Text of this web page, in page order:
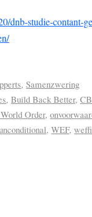
dnb-studie-contant-
,Samenzwering
,Build Back Better,
Order,
,WEF,